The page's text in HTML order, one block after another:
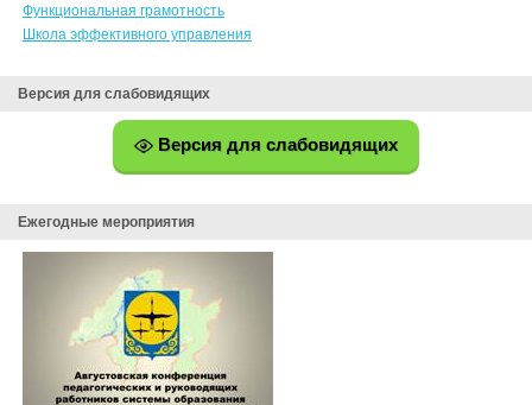
Функциональная грамотность
Школа эффективного управления
Версия для слабовидящих
Версия для слабовидящих
Ежегодные мероприятия